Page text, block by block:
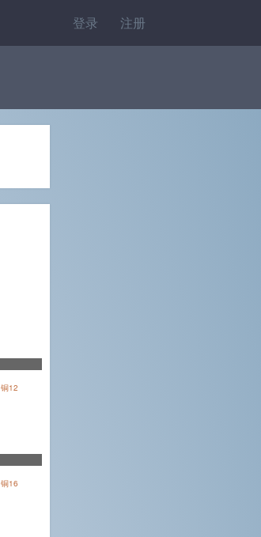
登录 注册
铜12
铜16